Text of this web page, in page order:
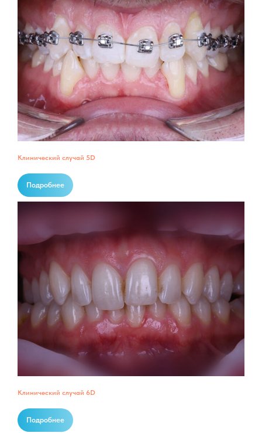
Клинический случай 5D
Подробнее
Клинический случай 6D
Подробнее